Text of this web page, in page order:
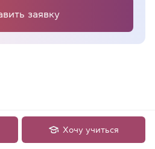
заявку
Хочу учиться